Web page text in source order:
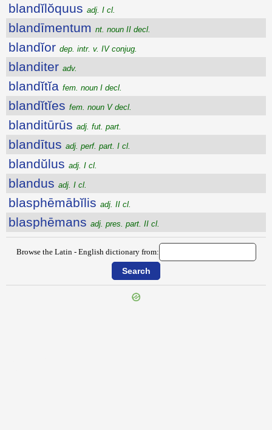
blandĭlŏquus adj. I cl.
blandīmentum nt. noun II decl.
blandĭor dep. intr. v. IV conjug.
blanditer adv.
blandĭtĭa fem. noun I decl.
blandĭtĭes fem. noun V decl.
blanditūrūs adj. fut. part.
blandītus adj. perf. part. I cl.
blandŭlus adj. I cl.
blandus adj. I cl.
blasphēmābĭlis adj. II cl.
blasphēmans adj. pres. part. II cl.
Browse the Latin - English dictionary from: